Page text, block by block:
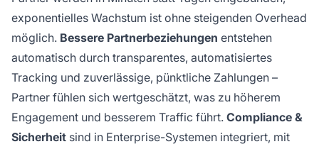
exponentielles Wachstum ist ohne steigenden Overhead
möglich. Bessere Partnerbeziehungen entstehen
automatisch durch transparentes, automatisiertes
Tracking und zuverlässige, pünktliche Zahlungen –
Partner fühlen sich wertgeschätzt, was zu höherem
Engagement und besserem Traffic führt. Compliance &
Sicherheit sind in Enterprise-Systemen integriert, mit